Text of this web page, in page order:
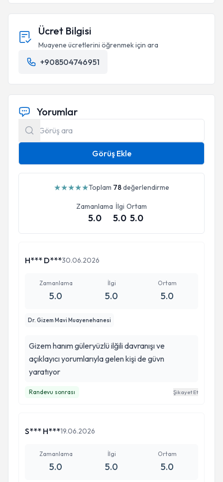
Ücret Bilgisi
Muayene ücretlerini öğrenmek için ara
+908504746951
Yorumlar
Görüş Ekle
★★★★★Toplam 78değerlendirme
Zamanlama
5.0
İlgi
5.0
Ortam
5.0
H*** D***30.06.2026
Zamanlama
5.0
İlgi
5.0
Ortam
5.0
Dr. Gizem Mavi Muayenehanesi
Gizem hanım güleryüzlü ilğili davranışı ve
açıklayıcı yorumlarıyla gelen kişi de güvn
yaratıyor
Randevu sonrası Şikayet Et
S*** H***19.06.2026
Zamanlama
5.0
İlgi
5.0
Ortam
5.0